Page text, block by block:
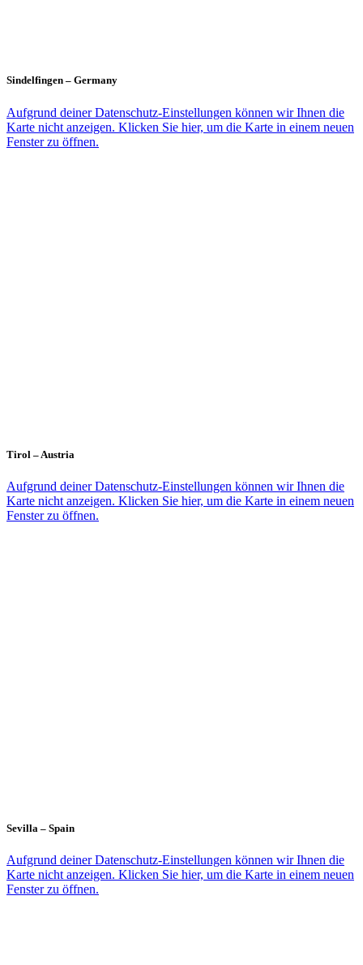
Sindelfingen – Germany
Aufgrund deiner Datenschutz-Einstellungen können wir Ihnen die
Karte nicht anzeigen. Klicken Sie hier, um die Karte in einem neuen
Fenster zu öffnen.
Tirol – Austria
Aufgrund deiner Datenschutz-Einstellungen können wir Ihnen die
Karte nicht anzeigen. Klicken Sie hier, um die Karte in einem neuen
Fenster zu öffnen.
Sevilla – Spain
Aufgrund deiner Datenschutz-Einstellungen können wir Ihnen die
Karte nicht anzeigen. Klicken Sie hier, um die Karte in einem neuen
Fenster zu öffnen.